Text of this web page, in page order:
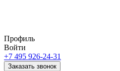
Профиль
Войти
+7 495 926-24-31
Заказать звонок